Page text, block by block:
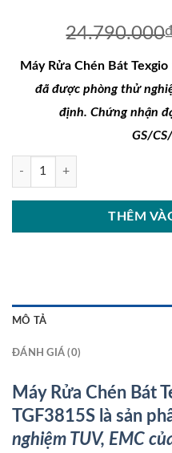
24.790.000₫
Máy Rửa Chén Bát
đã được phòng thử
định. Chứng nhận
GS/
Máy Rửa Chén Bát Texgio 15 Bộ
THÊM
MÔ TẢ
ĐÁNH GIÁ (0)
Máy Rửa Chén Bát
TGF3815S là sản
nghiệm TUV, EMC